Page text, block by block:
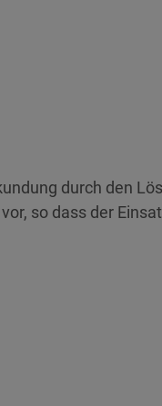
durch den
so dass der